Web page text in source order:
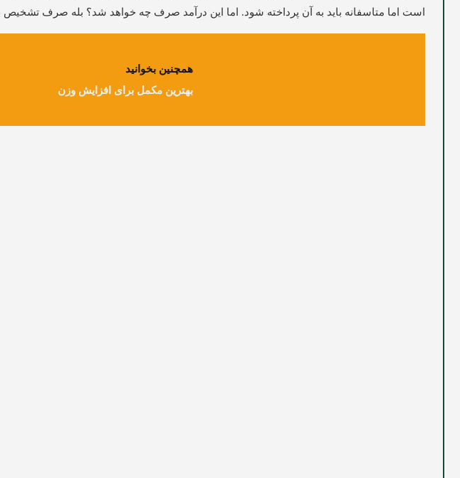
است اما متاسفانه باید به آن پرداخته شود. اما این درآمد صرف چه خواهد شد؟ بله صرف تشخیص
همچنین بخوانید
بهترین مکمل برای افزایش وزن